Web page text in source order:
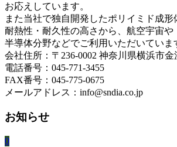
お応えしています。
また当社で独自開発したポリイミド成形
耐熱性・耐久性の高さから、航空宇宙や
半導体分野などでご利用いただいていま
会社住所：〒236-0002 神奈川県横浜市金
電話番号：045-771-3455
FAX番号：045-775-0675
メールアドレス：info@sndia.co.jp
お知らせ
0